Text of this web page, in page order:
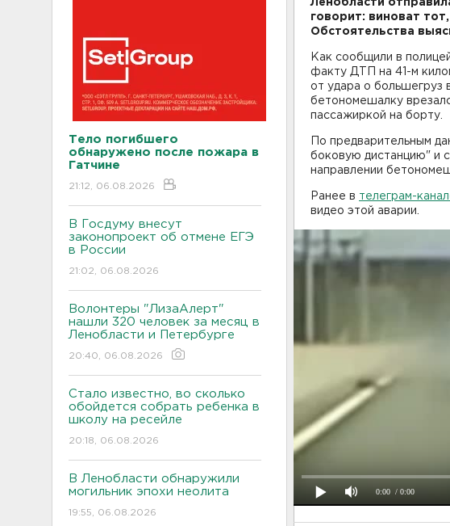
Тело погибшего
обнаружено после пожара в
Гатчине
21:12, 06.08.2026
В Госдуму внесут
законопроект об отмене ЕГЭ
в России
21:02, 06.08.2026
Волонтеры "ЛизаАлерт"
нашли 320 человек за месяц в
Ленобласти и Петербурге
20:40, 06.08.2026
Стало известно, во сколько
обойдется собрать ребенка в
школу на ресейле
20:18, 06.08.2026
В Ленобласти обнаружили
могильник эпохи неолита
19:55, 06.08.2026
Ленобласти
говорит: виноват
Обстоятельства
Как сообщили в
факту ДТП на 41-м
от удара о большегруз
бетономешалку
пассажиркой на борту.
По предварительным
боковую дистанцию" и
направлении
Ранее в телеграм-
видео этой аварии.
0:00 / 0:00